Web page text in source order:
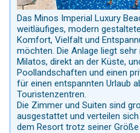
Das Minos Imperial Luxury
weitläufiges, modern
Komfort, Vielfalt und
möchten. Die Anlage liegt
Milatos, direkt an der Küste,
Poollandschaften und einen
für einen entspannten Urlaub
Touristenzentren.
Die Zimmer und Suiten sind
ausgestattet und verteilen
dem Resort trotz seiner